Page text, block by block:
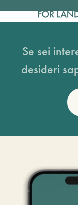
Se sei
desideri